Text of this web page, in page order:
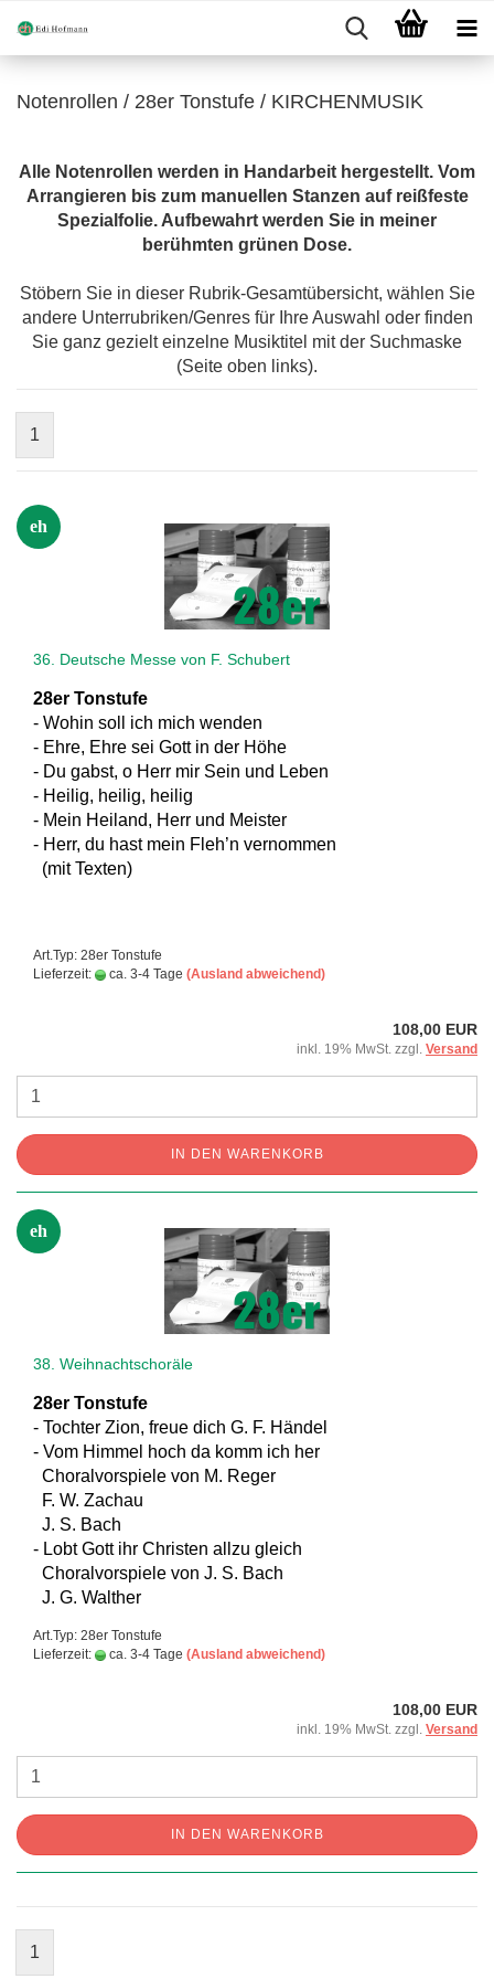
Notenrollen / 28er Tonstufe / KIRCHENMUSIK
Alle Notenrollen werden in Handarbeit hergestellt. Vom
Arrangieren bis zum manuellen Stanzen auf reißfeste
Spezialfolie. Aufbewahrt werden Sie in meiner
berühmten grünen Dose.
Stöbern Sie in dieser Rubrik-Gesamtübersicht, wählen Sie
andere Unterrubriken/Genres für Ihre Auswahl oder finden
Sie ganz gezielt einzelne Musiktitel mit der Suchmaske
(Seite oben links).
1
eh
36. Deutsche Messe von F. Schubert
28er Tonstufe
- Wohin soll ich mich wenden
- Ehre, Ehre sei Gott in der Höhe
- Du gabst, o Herr mir Sein und Leben
- Heilig, heilig, heilig
- Mein Heiland, Herr und Meister
- Herr, du hast mein Fleh’n vernommen
(mit Texten)
Art.Typ: 28er Tonstufe
Lieferzeit:
ca. 3-4 Tage (Ausland abweichend)
108,00 EUR
inkl. 19% MwSt. zzgl. Versand
IN DEN WARENKORB
eh
38. Weihnachtschoräle
28er Tonstufe
- Tochter Zion, freue dich G. F. Händel
- Vom Himmel hoch da komm ich her
Choralvorspiele von M. Reger
F. W. Zachau
J. S. Bach
- Lobt Gott ihr Christen allzu gleich
Choralvorspiele von J. S. Bach
J. G. Walther
Art.Typ: 28er Tonstufe
Lieferzeit:
ca. 3-4 Tage (Ausland abweichend)
108,00 EUR
inkl. 19% MwSt. zzgl. Versand
IN DEN WARENKORB
1